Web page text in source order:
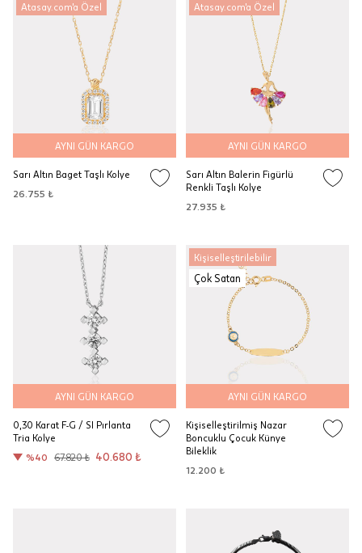
Atasay.com'a Özel
AYNI GÜN KARGO
Sarı Altın Baget Taşlı Kolye
26.755 ₺
Atasay.com'a Özel
AYNI GÜN KARGO
Sarı Altın Balerin Figürlü
Renkli Taşlı Kolye
27.935 ₺
AYNI GÜN KARGO
0,30 Karat F-G / SI Pırlanta
Tria Kolye
%40
67.820 ₺ 40.680 ₺
Kişiselleştirilebilir
Çok Satan
AYNI GÜN KARGO
Kişiselleştirilmiş Nazar
Boncuklu Çocuk Künye
Bileklik
12.200 ₺